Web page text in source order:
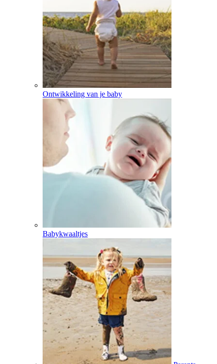
Ontwikkeling van je baby
Babykwaaltjes